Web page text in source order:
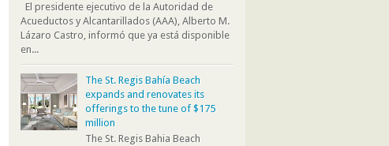
El presidente ejecutivo de la Autoridad de
Acueductos y Alcantarillados (AAA), Alberto M.
Lázaro Castro, informó que ya está disponible
en...
The St. Regis Bahía Beach
expands and renovates its
offerings to the tune of $175
million
The St. Regis Bahia Beach